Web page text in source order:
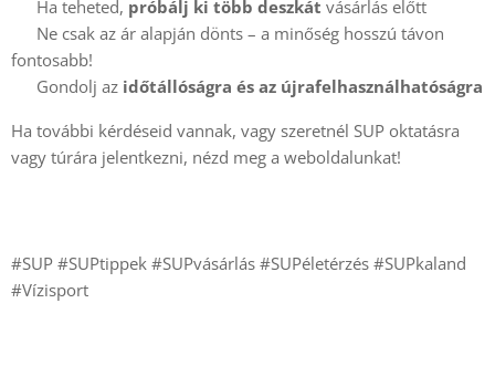
✅ Ha teheted, próbálj ki több deszkát vásárlás előtt
✅ Ne csak az ár alapján dönts – a minőség hosszú távon
fontosabb!
✅ Gondolj az időtállóságra és az újrafelhasználhatóságra
Ha további kérdéseid vannak, vagy szeretnél SUP oktatásra
vagy túrára jelentkezni, nézd meg a weboldalunkat!
#SUP #SUPtippek #SUPvásárlás #SUPéletérzés #SUPkaland
#Vízisport